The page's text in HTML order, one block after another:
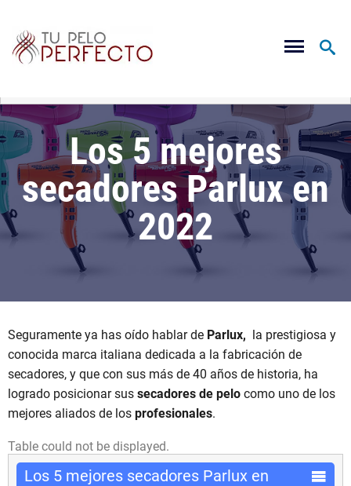
Los 5 mejores
secadores Parlux en
2022
Seguramente ya has oído hablar de Parlux, la prestigiosa y
conocida marca italiana dedicada a la fabricación de
secadores, y que con sus más de 40 años de historia, ha
logrado posicionar sus secadores de pelo como uno de los
mejores aliados de los profesionales.
Table could not be displayed.
Los 5 mejores secadores Parlux en